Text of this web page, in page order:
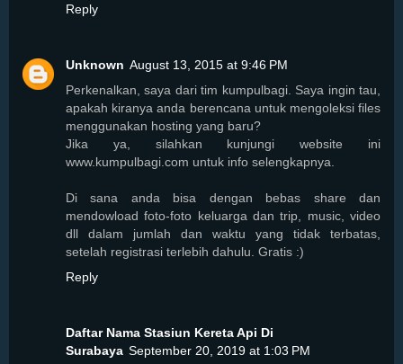
Reply
Unknown August 13, 2015 at 9:46 PM
Perkenalkan, saya dari tim kumpulbagi. Saya ingin tau,
apakah kiranya anda berencana untuk mengoleksi files
menggunakan hosting yang baru?
Jika ya, silahkan kunjungi website ini
www.kumpulbagi.com untuk info selengkapnya.
Di sana anda bisa dengan bebas share dan
mendowload foto-foto keluarga dan trip, music, video
dll dalam jumlah dan waktu yang tidak terbatas,
setelah registrasi terlebih dahulu. Gratis :)
Reply
Daftar Nama Stasiun Kereta Api Di
Surabaya September 20, 2019 at 1:03 PM